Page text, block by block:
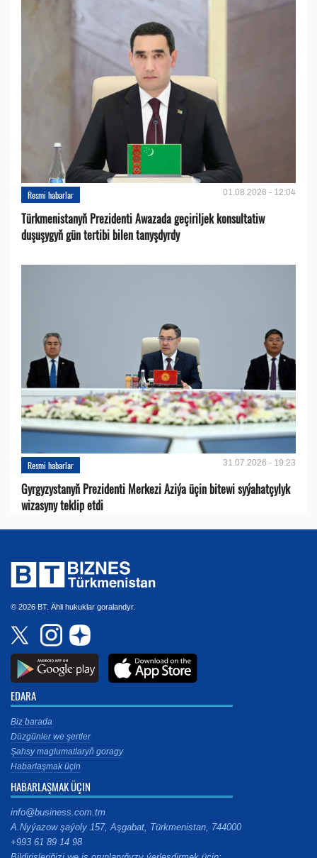
Resmi habarlar 01.08.2026 - 12:04
Türkmenistanyň Prezidenti Awazada geçiriljek konsultatiw
duşuşygyň gün tertibi bilen tanyşdyrdy
Resmi habarlar 31.07.2026 - 19:23
Gyrgyzystanyň Prezidenti Merkezi Aziýa üçin bitewi syýahatçylyk
wizasyny teklip etdi
© 2026 BT. Ähli hukuklar goralandyr.
EDARA
Biz barada
Düzgünler we şertler
Şahsy maglumatlaryň goragy
Habarlaşmak üçin
HABARLAŞMAK ÜÇIN
info@business.com.tm
A.Nyýazow şaýoly 157, Aşgabat, Türkmenistan, 744000
+993 61 89 14 98